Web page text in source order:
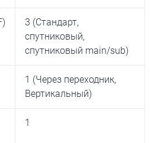
3 (Стандарт,
спутниковый,
спутниковый main/sub)
1 (Через переходник,
Вертикальный)
1